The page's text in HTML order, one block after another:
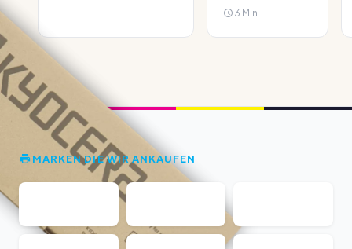
3 Min.
MARKEN DIE WIR ANKAUFEN